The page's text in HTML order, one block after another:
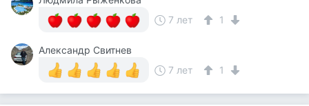
7 лет
1
Александр Свитнев
7 лет
1